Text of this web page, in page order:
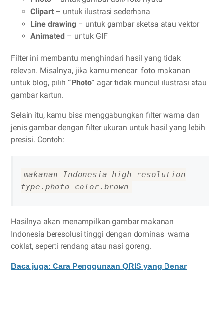
Clipart – untuk ilustrasi sederhana
Line drawing – untuk gambar sketsa atau vektor
Animated – untuk GIF
Filter ini membantu menghindari hasil yang tidak
relevan. Misalnya, jika kamu mencari foto makanan
untuk blog, pilih “Photo” agar tidak muncul ilustrasi atau
gambar kartun.
Selain itu, kamu bisa menggabungkan filter warna dan
jenis gambar dengan filter ukuran untuk hasil yang lebih
presisi. Contoh:
makanan Indonesia high resolution
type:photo color:brown
Hasilnya akan menampilkan gambar makanan
Indonesia beresolusi tinggi dengan dominasi warna
coklat, seperti rendang atau nasi goreng.
Baca juga: Cara Penggunaan QRIS yang Benar